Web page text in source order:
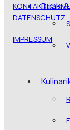
Deals
DATENSCHUTZ
IMPRESSUM